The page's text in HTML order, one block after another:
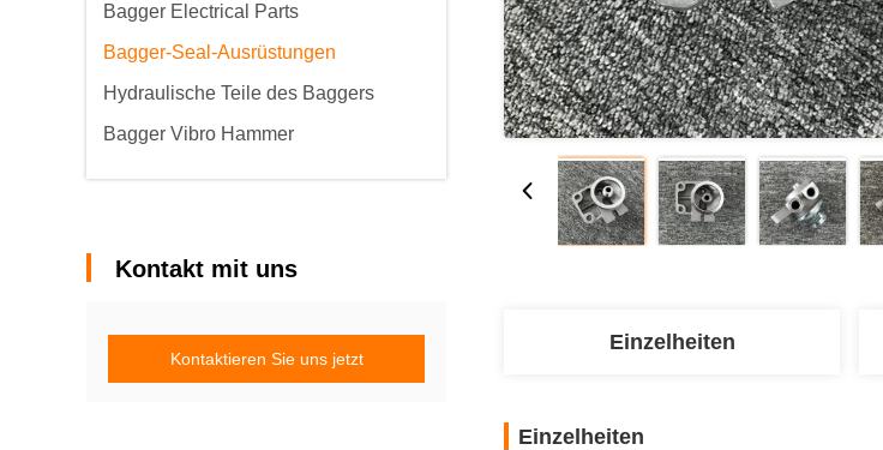
Bagger Electrical Parts
Bagger-Seal-Ausrüstungen
Hydraulische Teile des Baggers
Bagger Vibro Hammer
Kontakt mit uns
Kontaktieren Sie uns jetzt
Einzelheiten
Einzelheiten